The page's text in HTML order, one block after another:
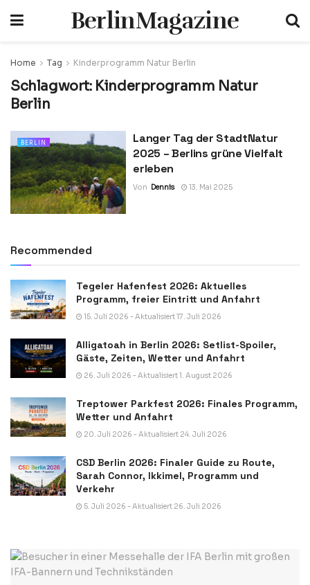
BerlinMagazine
Home Tag Kinderprogramm Natur Berlin
Schlagwort: Kinderprogramm Natur
Berlin
BERLIN
Langer Tag der StadtNatur
2025 – Berlins grüne Vielfalt
erleben
Von Dennis 13. Mai 2025
Recommended
Tegeler Hafenfest 2026: Aktuelles
Programm, freier Eintritt und Anfahrt
15. Juli 2026 - Aktualisiert 17. Juli 2026
Alligatoah in Berlin 2026: Setlist-Spoiler,
Gäste, Zeiten, Wetter und Anfahrt
26. Juli 2026 - Aktualisiert 1. August 2026
Treptower Parkfest 2026: Finales Programm,
Wetter und Anfahrt
20. Juli 2026 - Aktualisiert 24. Juli 2026
CSD Berlin 2026: Finaler Guide zu Route,
Sarah Connor, Ikkimel, Programm und
Verkehr
5. Juli 2026 - Aktualisiert 26. Juli 2026